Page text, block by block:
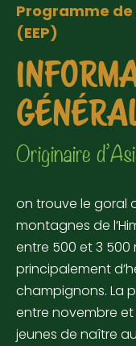
Programme
(EEP)
Originaire
on trouve le goral
montagnes de
entre 500 et 3 500
principalement
champignons. La
entre novembre
jeunes de naître